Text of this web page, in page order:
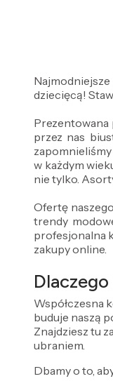
dziecięcą!
przez nas
w każdym
nie tylko.
Ofertę
trendy
profesjonalna
zakupy online.
Współczesna
buduje naszą
Znajdziesz tu
ubraniem.
Dbamy o to,